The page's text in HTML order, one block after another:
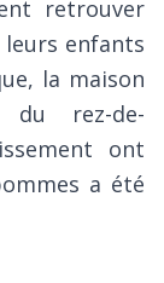
retrouver
enfants
la maison
du rez-de-
ont
a été